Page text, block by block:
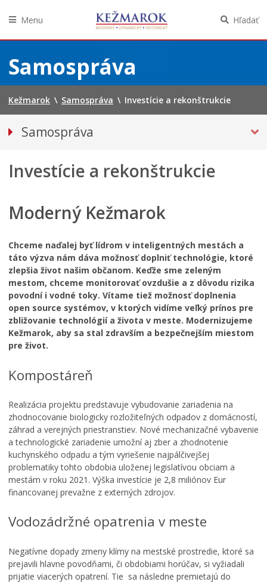
obsah
Menu Hľadať
Samospráva
Kežmarok \ Samospráva \ Investície a rekonštrukcie
Samospráva
Mestské zastupiteľstvo
Mestská školská rada
Elektronická verejná správa
Centrálna úradná elektronická tabuľa
Všeobecne záväzné nariadenia
Územné plánovanie
Organizácie
Oznamy mesta
Transparentné mesto
Tlačové správy
Ocenenie mesta
INVESTÍCIE A REKONŠTRUKCIE
Voľby do orgánov samosprávy obcí a samosprávnych
krajov 2026
Investície a rekonštrukcie
Moderný Kežmarok
Chceme naďalej byť lídrom v inteligentných mestách a
táto výzva nám dáva možnosť doplniť technológie, ktoré
zlepšia život našim občanom. Keďže sme zeleným
mestom, chceme monitorovať ovzdušie a z dôvodu rizika
povodní i vodné toky. Vítame tiež možnosť doplnenia
open source systémov, v ktorých vidíme veľký prínos pre
zbližovanie technológií a života v meste. Modernizujeme
Kežmarok, aby sa stal zdravším a bezpečnejším miestom
pre život.
Kompostáreň
Realizácia projektu predstavuje vybudovanie zariadenia na
zhodnocovanie biologicky rozložiteľných odpadov z domácností,
záhrad a verejných priestranstiev. Nové mechanizačné vybavenie
a technologické zariadenie umožní aj zber a zhodnotenie
kuchynského odpadu a tým vyriešenie najpálčivejšej
problematiky tohto obdobia uloženej legislatívou obciam a
mestám v roku 2021. Výška investície je 2,8 miliónov Eur
financovanej prevažne z externých zdrojov.
Vodozádržné opatrenia v meste
Negatívne dopady zmeny klímy na mestské prostredie, ktoré sa
prejavili hlavne povodňami, či obdobiami horúčav, si vyžiadali
prijatie viacerých opatrení. Tie sa následne premietajú do